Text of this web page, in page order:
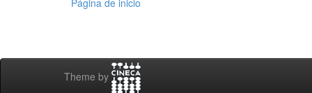
Página de inicio
Theme by